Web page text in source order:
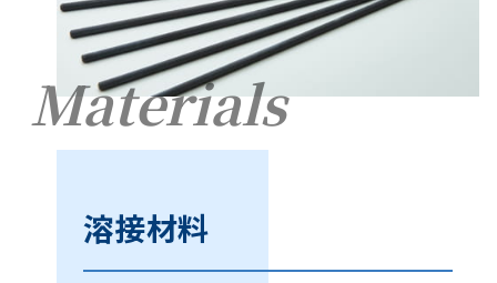
Materials
溶接材料